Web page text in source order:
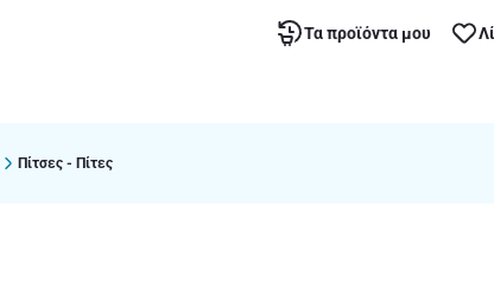
Τα προϊόντα μου
Πίτσες - Πίτες